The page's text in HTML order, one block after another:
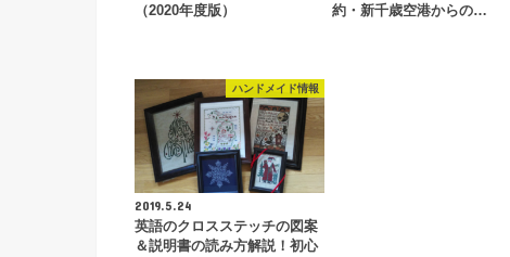
（2020年度版）
約・新千歳空港からの…
ハンドメイド情報
2019.5.24
英語のクロスステッチの図案
＆説明書の読み方解説！初心